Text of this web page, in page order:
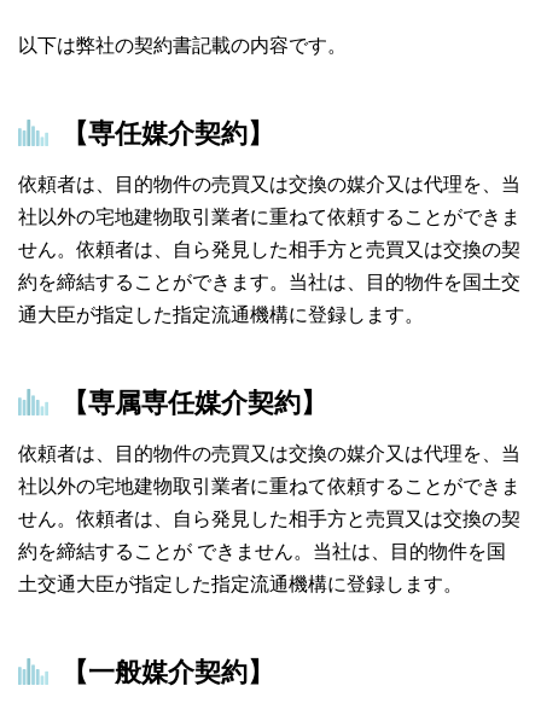
以下は弊社の契約書記載の内容です。
【専任媒介契約】
依頼者は、目的物件の売買又は交換の媒介又は代理を、当
社以外の宅地建物取引業者に重ねて依頼することができま
せん。依頼者は、自ら発見した相手方と売買又は交換の契
約を締結することができます。当社は、目的物件を国土交
通大臣が指定した指定流通機構に登録します。
【専属専任媒介契約】
依頼者は、目的物件の売買又は交換の媒介又は代理を、当
社以外の宅地建物取引業者に重ねて依頼することができま
せん。依頼者は、自ら発見した相手方と売買又は交換の契
約を締結することが できません。当社は、目的物件を国
土交通大臣が指定した指定流通機構に登録します。
【一般媒介契約】